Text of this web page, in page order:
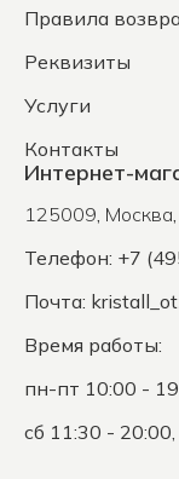
Правила
Реквизиты
Услуги
Контакты
Интернет-
125009, Москва,
Телефон: +7
Почта:
Время работы:
пн-пт 10:00 -
сб 11:30 -